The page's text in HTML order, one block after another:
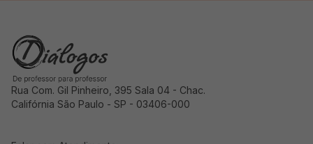
Rua Com. Gil Pinheiro, 395 Sala 04 - Chac.
Califórnia São Paulo - SP - 03406-000